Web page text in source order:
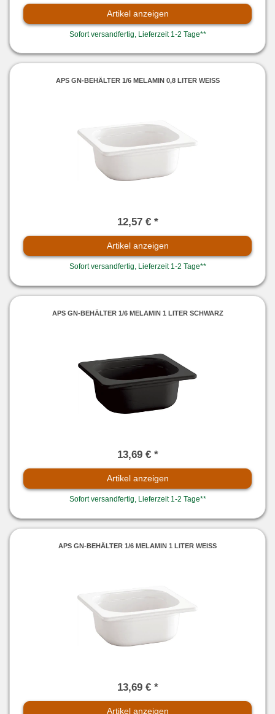
Artikel anzeigen
Sofort versandfertig, Lieferzeit 1-2 Tage**
APS GN-BEHÄLTER 1/6 MELAMIN 0,8 LITER WEISS
12,57 € *
Artikel anzeigen
Sofort versandfertig, Lieferzeit 1-2 Tage**
APS GN-BEHÄLTER 1/6 MELAMIN 1 LITER SCHWARZ
13,69 € *
Artikel anzeigen
Sofort versandfertig, Lieferzeit 1-2 Tage**
APS GN-BEHÄLTER 1/6 MELAMIN 1 LITER WEISS
13,69 € *
Artikel anzeigen